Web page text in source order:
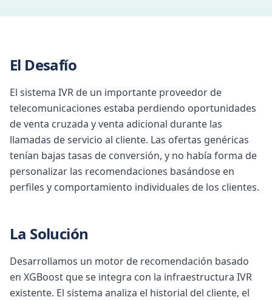
El Desafío
El sistema IVR de un importante proveedor de
telecomunicaciones estaba perdiendo oportunidades
de venta cruzada y venta adicional durante las
llamadas de servicio al cliente. Las ofertas genéricas
tenían bajas tasas de conversión, y no había forma de
personalizar las recomendaciones basándose en
perfiles y comportamiento individuales de los clientes.
La Solución
Desarrollamos un motor de recomendación basado
en XGBoost que se integra con la infraestructura IVR
existente. El sistema analiza el historial del cliente, el